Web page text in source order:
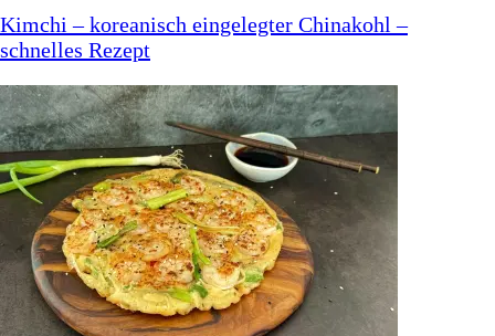
Kimchi – koreanisch eingelegter Chinakohl –
schnelles Rezept